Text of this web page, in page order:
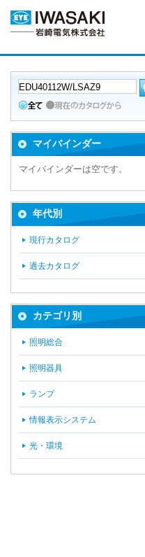
マイバインダー
マイバインダーは空です。
年代別
現行カタログ
過去カタログ
カテゴリ別
照明総合
照明器具
ランプ
情報表示システム
光・環境